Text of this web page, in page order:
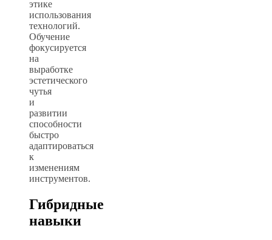
этике
использования
технологий.
Обучение
фокусируется
на
выработке
эстетического
чутья
и
развитии
способности
быстро
адаптироваться
к
изменениям
инструментов.
Гибридные
навыки